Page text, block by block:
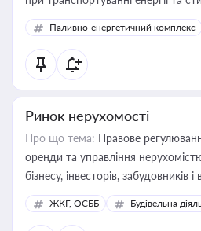
відновлюваних джерел
Паливно-енергетичний комплекс
Ринок нерухомості
Про що тема: Правове
оренди та управління
бізнесу, інвесторів, забудовників
ЖКГ, ОСББ Будівельна